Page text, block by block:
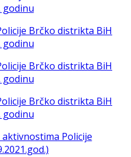
godinu
Brčko distrikta BiH
godinu
Brčko distrikta BiH
godinu
Brčko distrikta BiH
godinu
Policije